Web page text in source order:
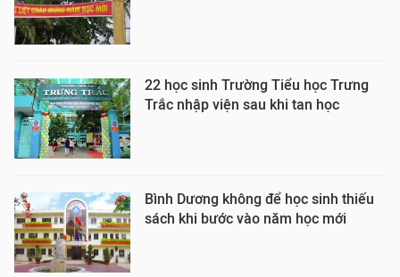
22 học sinh Trường Tiểu học Trưng
Trắc nhập viện sau khi tan học
Bình Dương không để học sinh thiếu
sách khi bước vào năm học mới